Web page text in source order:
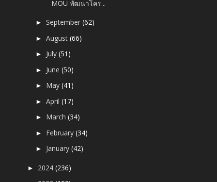
MOU พัฒนาโคร...
►September(62)
►August(66)
► July(51)
► June(50)
► May(41)
►April(17)
► March(34)
► February(34)
► January(42)
► 2024(236)